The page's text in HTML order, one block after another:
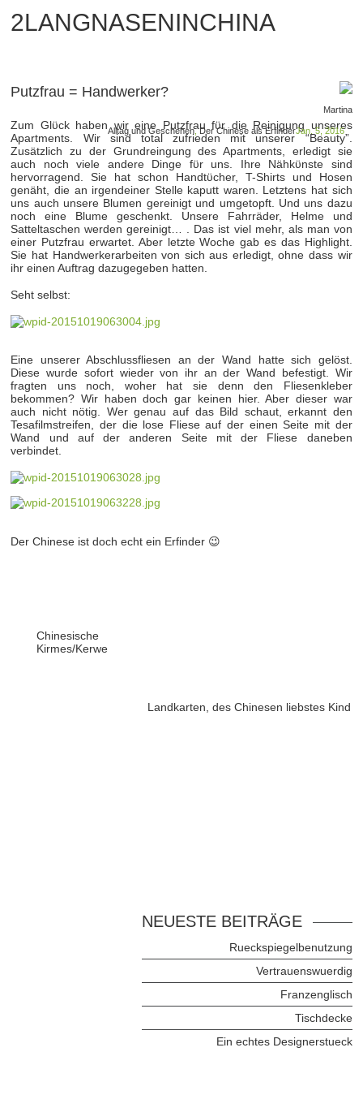
2LANGNASENINCHINA
Putzfrau = Handwerker?
Martina
Jan. 5, 2016
Alltag und Geschehen,Der Chinese als Erfinder
Zum Glϋck haben wir eine Putzfrau fϋr die Reinigung unseres
Apartments. Wir sind total zufrieden mit unserer “Beauty”.
Zusätzlich zu der Grundreingung des Apartments, erledigt sie
auch noch viele andere Dinge fϋr uns. Ihre Nähkϋnste sind
hervorragend. Sie hat schon Handtϋcher, T-Shirts und Hosen
genäht, die an irgendeiner Stelle kaputt waren. Letztens hat sich
uns auch unsere Blumen gereinigt und umgetopft. Und uns dazu
noch eine Blume geschenkt. Unsere Fahrräder, Helme und
Satteltaschen werden gereinigt… . Das ist viel mehr, als man von
einer Putzfrau erwartet. Aber letzte Woche gab es das Highlight.
Sie hat Handwerkerarbeiten von sich aus erledigt, ohne dass wir
ihr einen Auftrag dazugegeben hatten.
Seht selbst:
Eine unserer Abschlussfliesen an der Wand hatte sich gelöst.
Diese wurde sofort wieder von ihr an der Wand befestigt. Wir
fragten uns noch, woher hat sie denn den Fliesenkleber
bekommen? Wir haben doch gar keinen hier. Aber dieser war
auch nicht nötig. Wer genau auf das Bild schaut, erkannt den
Tesafilmstreifen, der die lose Fliese auf der einen Seite mit der
Wand und auf der anderen Seite mit der Fliese daneben
verbindet.
Der Chinese ist doch echt ein Erfinder 😉
Chinesische
Kirmes/Kerwe
Landkarten, des Chinesen liebstes Kind
NEUESTE BEITRÄGE
Rueckspiegelbenutzung
Vertrauenswuerdig
Franzenglisch
Tischdecke
Ein echtes Designerstueck